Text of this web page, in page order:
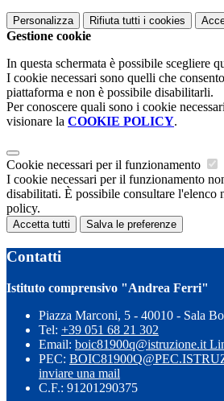
Personalizza Rifiuta tutti i cookies
Gestione cookie
In questa schermata è possibile scegliere
I cookie necessari sono quelli che
piattaforma e non è possibile disabilitarli.
Per conoscere quali sono i cookie
visionare la COOKIE POLICY.
Cookie necessari per il funzionamento
I cookie necessari per il funzionamento
disabilitati. È possibile consultare l'elenco
policy.
Accetta tutti Salva le preferenze
Contatti
Istituto comprensivo "Andrea Ferri"
Piazza Marconi, 5 - 40010 - Sala
Tel: +39 051 68 21 302
Email: boic81900q@istruzione.it
PEC:
inviare una mail
C.F.: 91201290375